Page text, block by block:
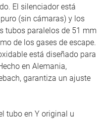
El silenciador está
(sin cámaras) y los
tubos paralelos de 51 mm
de los gases de escape.
está diseñado para
en Alemania,
garantiza un ajuste
tubo en Y original u